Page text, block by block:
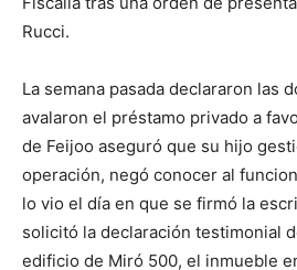
Rucci.
La semana pasada declararon las
avalaron el préstamo privado a
de Feijoo aseguró que su hijo
operación, negó conocer al
lo vio el día en que se firmó la
solicitó la declaración testimonial
edificio de Miró 500, el inmueble